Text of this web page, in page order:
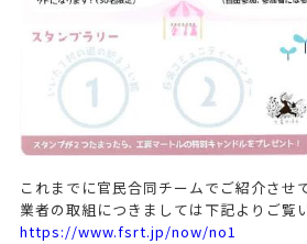
これまでに官民合同チームでご紹介させ
業者の取組につきましては下記よりご覧
https://www.fsrt.jp/now/no1